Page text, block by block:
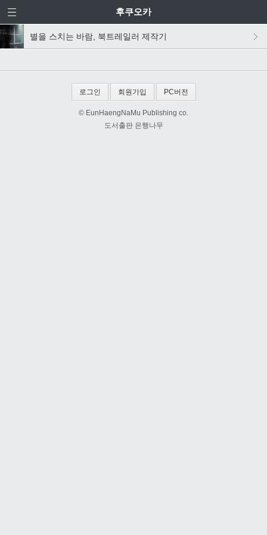
후쿠오카
별을 스치는 바람, 북트레일러 제작기
로그인 회원가입 PC버전
© EunHaengNaMu Publishing co.
도서출판 은행나무